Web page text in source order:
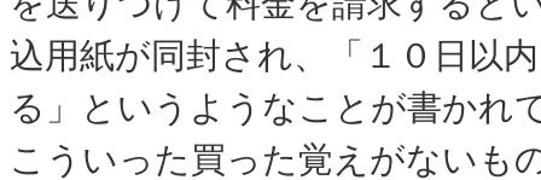
込用紙が同封され、「１０日以
る」というようなことが書かれ
こういった買った覚えがないも